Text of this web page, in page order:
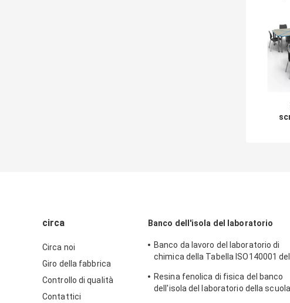
circa
Circa noi
Giro della fabbrica
Controllo di qualità
Contattici
Banco dell'isola del laboratorio
Banco da lavoro del laboratorio di
chimica della Tabella ISO140001 del
laboratorio
Resina fenolica di fisica del banco
dell'isola del laboratorio della scuola